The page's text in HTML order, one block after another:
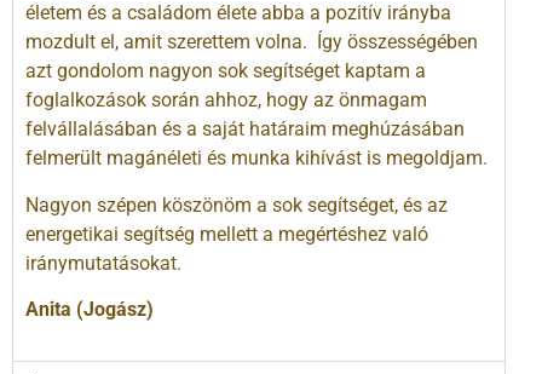
életem és a családom élete abba a pozitív irányba
mozdult el, amit szerettem volna. Így összességében
azt gondolom nagyon sok segítséget kaptam a
foglalkozások során ahhoz, hogy az önmagam
felvállalásában és a saját határaim meghúzásában
felmerült magánéleti és munka kihívást is megoldjam.
Nagyon szépen köszönöm a sok segítséget, és az
energetikai segítség mellett a megértéshez való
iránymutatásokat.
Anita (Jogász)